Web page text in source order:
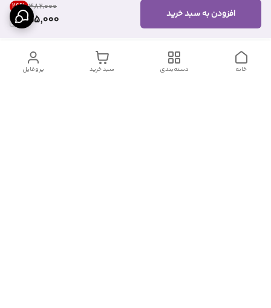
۴۸۲٬۰۰۰ 26%
355,000 افزودن به سبد خرید
پروفایل سبد خرید دسته‌بندی خانه